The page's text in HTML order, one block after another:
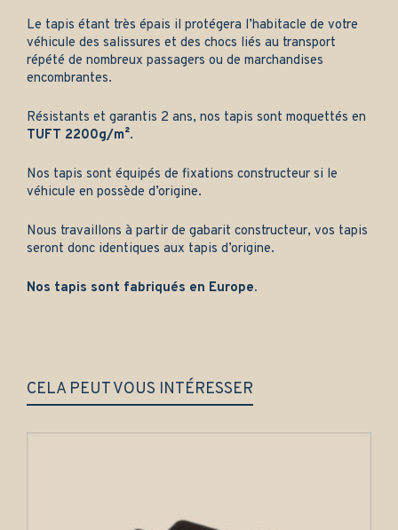
Le tapis étant très épais il protégera l’habitacle de votre
véhicule des salissures et des chocs liés au transport
répété de nombreux passagers ou de marchandises
encombrantes.
Résistants et garantis 2 ans, nos tapis sont moquettés en
TUFT 2200g/m².
Nos tapis sont équipés de fixations constructeur si le
véhicule en possède d’origine.
Nous travaillons à partir de gabarit constructeur, vos tapis
seront donc identiques aux tapis d’origine.
Nos tapis sont fabriqués en Europe.
CELA PEUT VOUS INTÉRESSER